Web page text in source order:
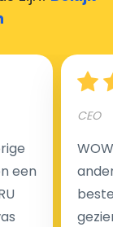
van
rit. In
voor de
een
CEO